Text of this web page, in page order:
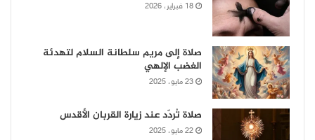
18 فبراير، 2026
صلاة إلى مريم سلطانة السلام لتهدئة
الغضب الإلهي
23 مايو، 2025
صلاة تُردّد عند زيارة القربان الأقدس
22 مايو، 2025